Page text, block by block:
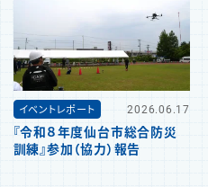
イベントレポート 2026.06.17
『令和８年度仙台市総合防災
訓練』参加（協力）報告